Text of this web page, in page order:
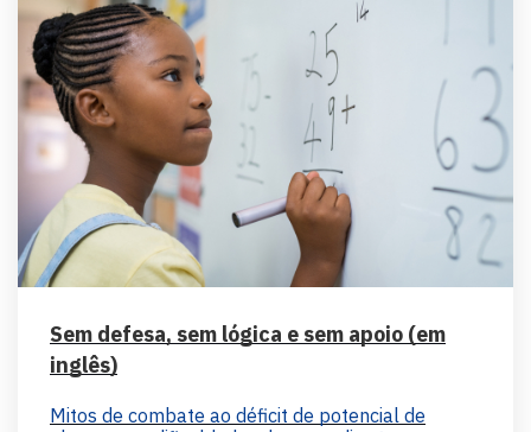
Sem defesa, sem lógica e sem apoio (em
inglês)
Mitos de combate ao déficit de potencial de